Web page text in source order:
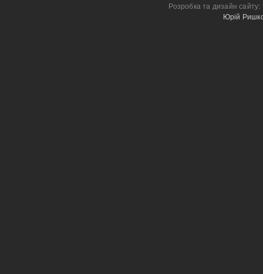
Розробка та дизайн сайту:
Юрій